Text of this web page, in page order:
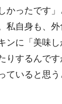
かったです
私自身も、
ンに「美味
りするんで
ていると思う